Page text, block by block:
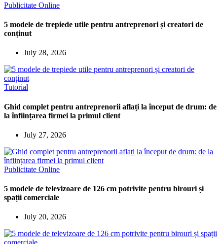
Publicitate Online
5 modele de trepiede utile pentru antreprenori și creatori de
conținut
July 28, 2026
Tutorial
Ghid complet pentru antreprenorii aflați la început de drum: de
la înființarea firmei la primul client
July 27, 2026
Publicitate Online
5 modele de televizoare de 126 cm potrivite pentru birouri și
spații comerciale
July 20, 2026